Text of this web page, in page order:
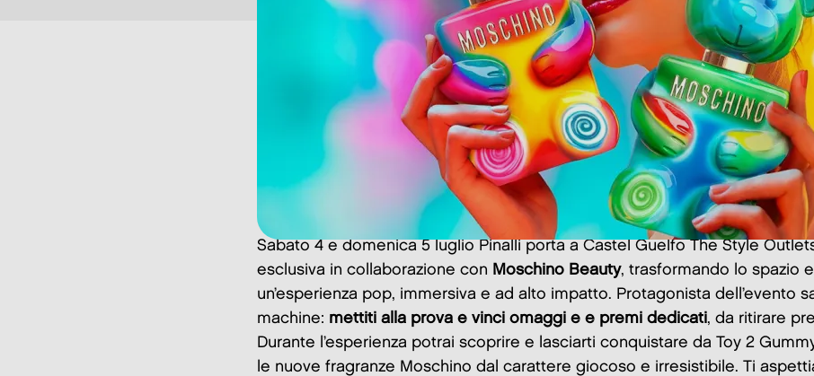
Sabato 4 e domenica 5 luglio Pinalli porta a Castel Guelfo The Style
esclusiva in collaborazione con Moschino Beauty, trasformando lo spazio
un’esperienza pop, immersiva e ad alto impatto. Protagonista dell’evento
machine: mettiti alla prova e vinci omaggi e e premi dedicati, da ritirare
Durante l’esperienza potrai scoprire e lasciarti conquistare da Toy 2
le nuove fragranze Moschino dal carattere giocoso e irresistibile. Ti